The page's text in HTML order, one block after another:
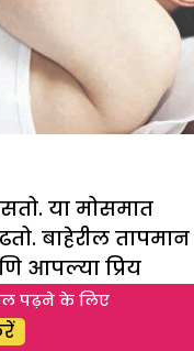
या मोसमात
बाहेरील तापमान
आपल्या प्रिय
बाहुपाशातील
पढ़ने के लिए